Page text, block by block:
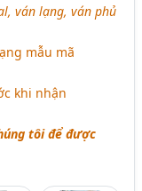
ván lạng, ván phủ
mẫu mã
khi nhận
tôi để được